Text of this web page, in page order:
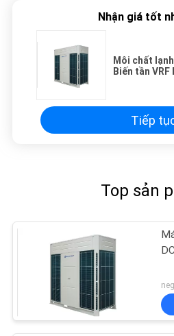
Nhận giá tốt
Môi chất
Biến tần VRF
Tiếp
Top sản